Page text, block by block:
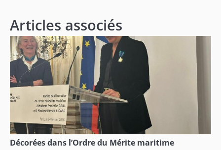
Articles associés
Décorées dans l’Ordre du Mérite maritime